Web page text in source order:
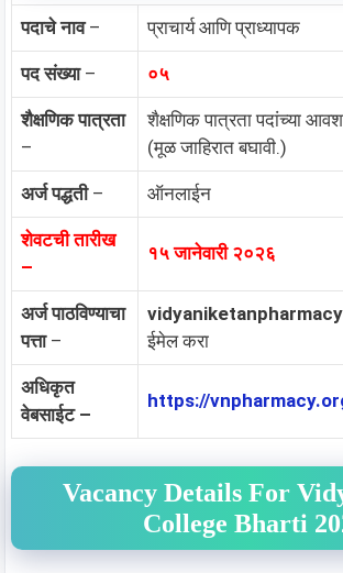
पदाचे नाव– प्राचार्य आणि प्राध्यापक
पद संख्या– ०५
शैक्षणिक पात्रता
–
शैक्षणिक पात्रता पदांच्या
(मूळ जाहिरात बघावी.)
अर्ज पद्धती– ऑनलाईन
शेवटची तारीख
–
१५ जानेवारी २०२६
अर्ज पाठविण्याचा
पत्ता–
ईमेल करा
अधिकृत
वेबसाईट –
https://
Vacancy Details For
College Bharti